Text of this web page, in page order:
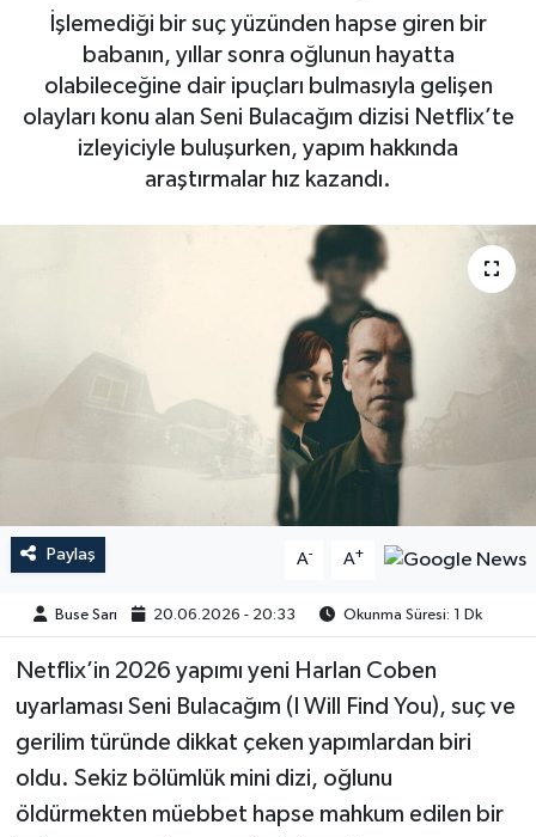
İşlemediği bir suç yüzünden hapse giren bir
babanın, yıllar sonra oğlunun hayatta
olabileceğine dair ipuçları bulmasıyla gelişen
olayları konu alan Seni Bulacağım dizisi Netflix’te
izleyiciyle buluşurken, yapım hakkında
araştırmalar hız kazandı.
Paylaş A- A+
Buse Sarı 20.06.2026 - 20:33 Okunma Süresi: 1 Dk
Netflix’in 2026 yapımı yeni Harlan Coben
uyarlaması Seni Bulacağım (I Will Find You), suç ve
gerilim türünde dikkat çeken yapımlardan biri
oldu. Sekiz bölümlük mini dizi, oğlunu
öldürmekten müebbet hapse mahkum edilen bir